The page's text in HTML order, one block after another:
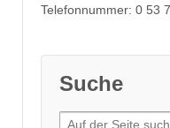
Telefonnummer: 0 53
Suche
Suche